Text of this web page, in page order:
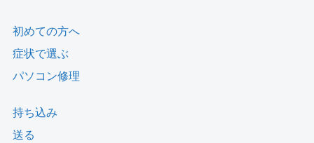
初めての方へ
症状で選ぶ
パソコン修理
持ち込み
送る